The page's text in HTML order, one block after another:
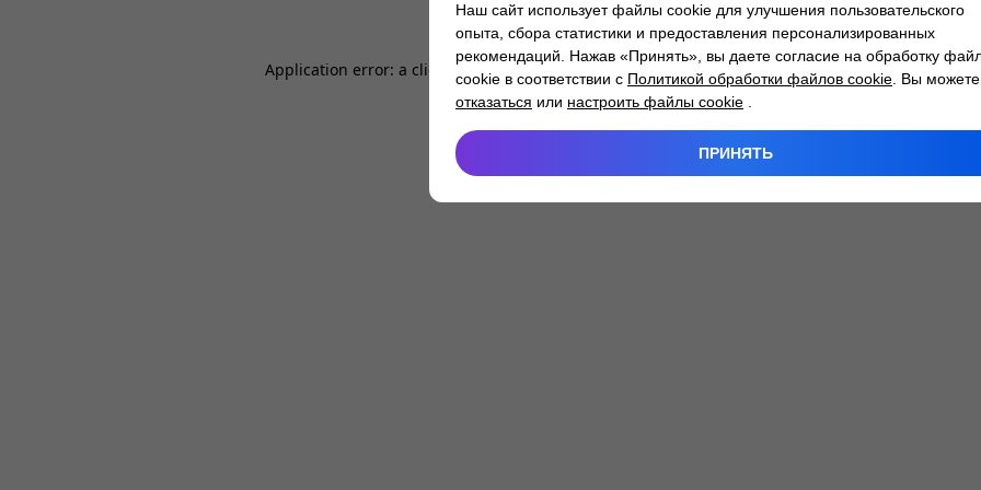
Application error: a client -side exception has occurred while loading atlantm.by (see the
Наш сайт использует файлы cookie для улучшения пользовательского
опыта, сбора статистики и предоставления персонализированных
рекомендаций. Нажав «Принять», вы даете согласие на обработку
cookie в соответствии с Политикой обработки файлов cookie . Вы можете
отказаться или настроить файлы cookie
ПРИНЯТЬ